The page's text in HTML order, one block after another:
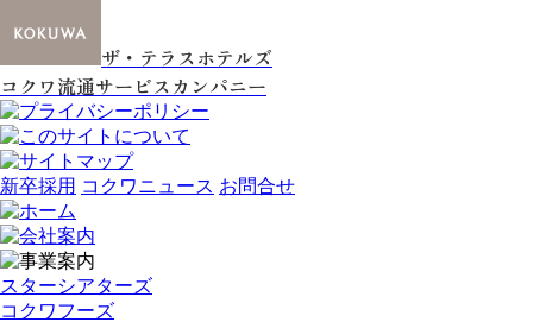
ザ・テラスホテルズ
コクワ流通サービスカンパニー
新卒採用 コクワニュース お問合せ
スターシアターズ
コクワフーズ